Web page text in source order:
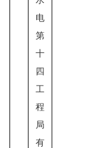
电
第
十
四
工
程
局
有